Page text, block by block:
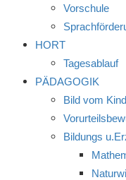
Vorschule
HORT
Tagesablauf
PÄDAGOGIK
Bild vom Kind
Bildungs